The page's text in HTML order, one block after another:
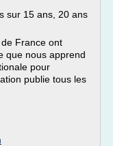
sur 15 ans, 20 ans
France ont
que nous apprend
pour
publie tous les